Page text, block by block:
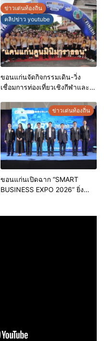
ประกอบการคุณภาพ ยกระดับ
มาตรฐาน สร้างความเชื่อมั่นให้ผู้
บริโภค
ข่าวเด่นท้องถิ่น
คลิปข่าว youtube
ขอนแก่นจัดกิจกรรมเดิน-วิ่ง
เชื่อมการท่องเที่ยวเชิงกีฬาและ
มาราธอน”
ข่าวเด่นท้องถิ่น
ขอนแก่นเปิดฉาก “SMART
BUSINESS EXPO 2026” ยิ่ง